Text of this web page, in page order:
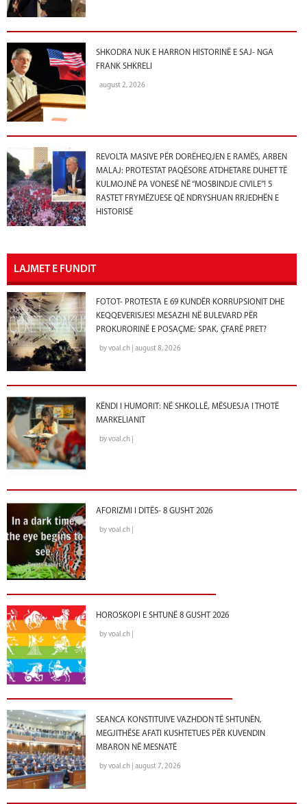
SHKODRA NUK E HARRON HISTORINË E SAJ- NGA
FRANK SHKRELI
august 2, 2026
REVOLTA MASIVE PËR DORËHEQJEN E RAMËS, ARBEN
MALAJ: PROTESTAT PAQËSORE ATDHETARE DUHET TË
KULMOJNË PA VONESË NË “MOSBINDJE CIVILE”! 5
RASTET FRYMËZUESE QË NDRYSHUAN RRJEDHËN E
HISTORISË
LAJMET E FUNDIT
FOTOT- PROTESTA E 69 KUNDËR KORRUPSIONIT DHE
KEQQEVERISJES! MESAZHI NË BULEVARD PËR
PROKURORINË E POSAÇME: SPAK, ÇFARË PRET?
by voal.ch | august 8, 2026
KËNDI I HUMORIT: NË SHKOLLË, MËSUESJA I THOTË
MARKELIANIT
by voal.ch |
AFORIZMI I DITËS- 8 GUSHT 2026
by voal.ch |
HOROSKOPI E SHTUNË 8 GUSHT 2026
by voal.ch |
SEANCA KONSTITUIVE VAZHDON TË SHTUNËN,
MEGJITHËSE AFATI KUSHTETUES PËR KUVENDIN
MBARON NË MESNATË
by voal.ch | august 7, 2026